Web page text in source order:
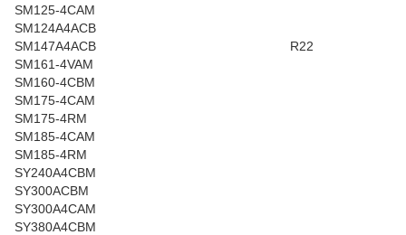
R22
SM125-4CAM
SM124A4ACB
SM147A4ACB
SM161-4VAM
SM160-4CBM
SM175-4CAM
SM175-4RM
SM185-4CAM
SM185-4RM
SY240A4CBM
SY300ACBM
SY300A4CAM
SY380A4CBM